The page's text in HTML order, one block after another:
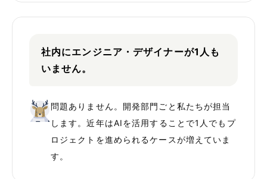
社内にエンジニア・デザイナーが1人も
いません。
問題ありません。開発部門ごと私たちが担当
します。近年はAIを活用することで1人でもプ
ロジェクトを進められるケースが増えていま
す。